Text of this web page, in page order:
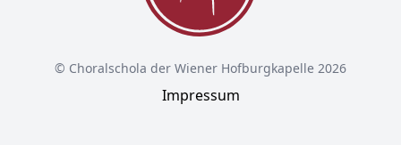
© Choralschola der Wiener Hofburgkapelle 2026
Impressum